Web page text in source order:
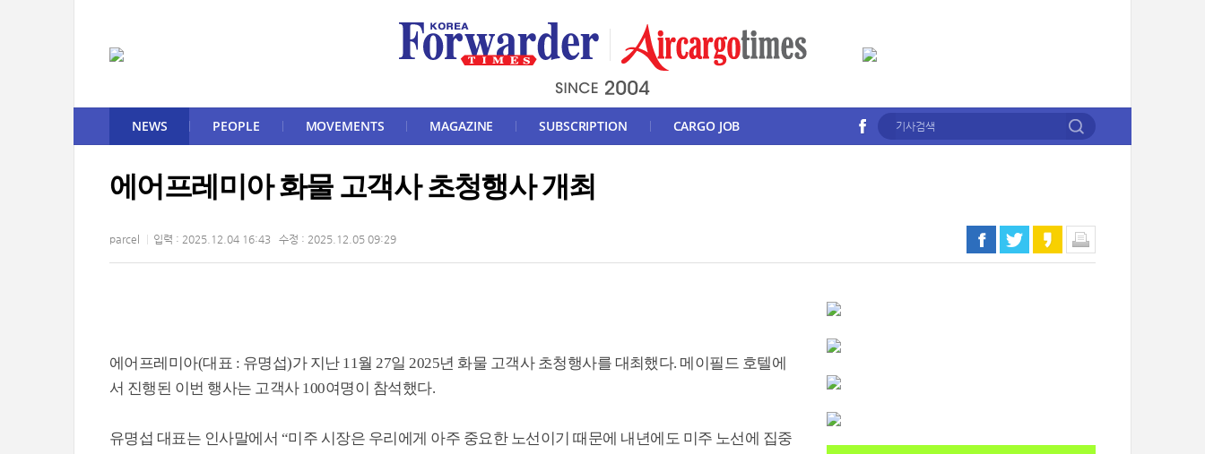
NEWS PEOPLE MOVEMENTS MAGAZINE SUBSCRIPTION CARGO JOB
에어프레미아 화물 고객사 초청행사 개최
parcel 입력 : 2025.12.04 16:43 수정 : 2025.12.05 09:29
에어프레미아(대표 : 유명섭)가 지난 11월 27일 2025년 화물 고객사 초청행사를 대최했다. 메이필드 호텔에
서 진행된 이번 행사는 고객사 100여명이 참석했다.
유명섭 대표는 인사말에서 “미주 시장은 우리에게 아주 중요한 노선이기 때문에 내년에도 미주 노선에 집중